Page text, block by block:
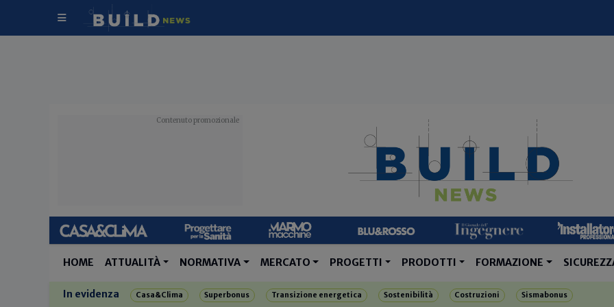
HOME ATTUALITÀ NORMATIVA MERCATO PROGETTI PRODOTTI FORMAZIONE
In evidenza Casa&Clima Superbonus Transizione energetica Sostenibilità Costruzioni Sismabonus